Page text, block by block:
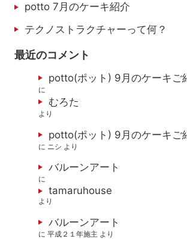
potto 7月のケーキ紹介
テクノストラクチャーって何？
最近のコメント
potto(ポット) 9月のケーキご
に
むろた
より
potto(ポット) 9月のケーキご
に ニシ より
バルーンアート
に
tamaruhouse
より
バルーンアート
に平成２１年施主 より